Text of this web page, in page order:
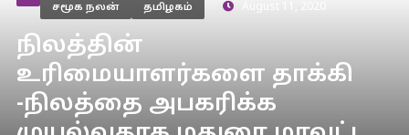
சமூக நலன் தமிழகம்
நிலத்தின்
உரிமையாளர்களை தாக்கி
-நிலத்தை அபகரிக்க